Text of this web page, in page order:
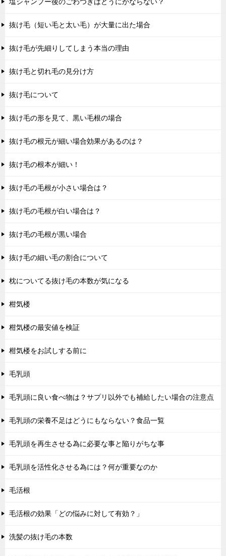
抜け毛（短い毛と太い毛）が大量に出た場合
抜け毛が先細りしてしまう本当の理由
抜け毛と切れ毛の見分け方
抜け毛について
抜け毛の形を見て、黒い毛根の場合
抜け毛の根元が細い場合効果があるのは？
抜け毛の根本が細い！
抜け毛の毛根が小さい場合は？
抜け毛の毛根が白い場合は？
抜け毛の毛根が黒い場合
抜け毛の細い毛の割合について
枕についてる抜け毛の本数が気になる
柑気楼
柑気楼の最安値を検証
柑気楼をお試しする前に
毛乳頭
毛乳頭に良い食べ物は？サプリ以外でも補給したい場合の注意点
毛乳頭の栄養不足はどうにもならない？食品一覧
毛乳頭を再生させる為に必要な事と陥りがちな事
毛乳頭を活性化させる為には？何が重要なのか
毛活根
毛活根の効果「どの悩みに対して有効？」
洗髪の抜け毛の本数